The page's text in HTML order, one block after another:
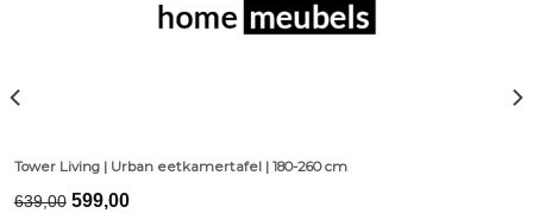
Tower Living | Urban eetkamertafel | 180-260 cm
639,00 Original
599,00Current